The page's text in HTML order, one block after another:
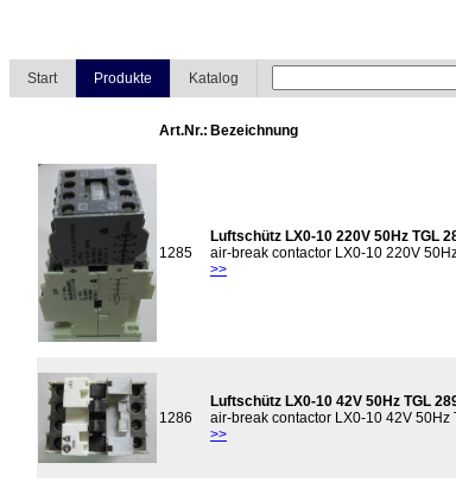
Start Produkte Katalog
Art.Nr.: Bezeichnung
1285
Luftschütz LX0-10 220V 50Hz TGL
air-break contactor LX0-10 220V
>>
1286
Luftschütz LX0-10 42V 50Hz TGL
air-break contactor LX0-10 42V 50Hz
>>